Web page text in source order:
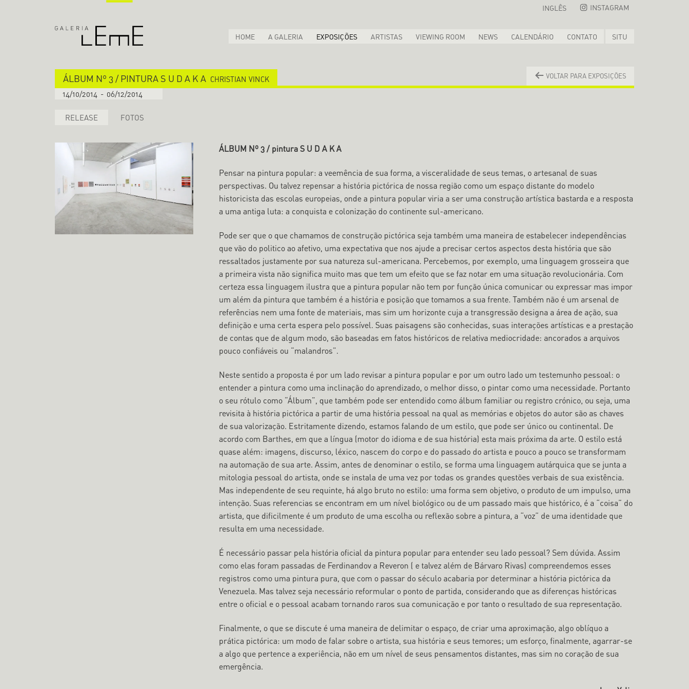
INGLÊS INSTAGRAM
HOME A GALERIA EXPOSIÇÕES ARTISTAS VIEWING ROOM NEWS CALENDÁRIO CONTATO SITU
ÁLBUM Nº 3 / PINTURA S U D A K A CHRISTIAN VINCK
14/10/2014 - 06/12/2014
VOLTAR PARA EXPOSIÇÕES
RELEASE FOTOS
ÁLBUM Nº 3 / pintura S U D A K A
Pensar na pintura popular: a veemência de sua forma, a visceralidade de seus temas, o artesanal de suas
perspectivas. Ou talvez repensar a história pictórica de nossa região como um espaço distante do modelo
historicista das escolas europeias, onde a pintura popular viria a ser uma construção artística bastarda e a resposta
a uma antiga luta: a conquista e colonização do continente sul-americano.
Pode ser que o que chamamos de construção pictórica seja também uma maneira de estabelecer independências
que vão do politico ao afetivo, uma expectativa que nos ajude a precisar certos aspectos desta história que são
ressaltados justamente por sua natureza sul-americana. Percebemos, por exemplo, uma linguagem grosseira que
a primeira vista não significa muito mas que tem um efeito que se faz notar em uma situação revolucionária. Com
certeza essa linguagem ilustra que a pintura popular não tem por função única comunicar ou expressar mas impor
um além da pintura que também é a história e posição que tomamos a sua frente. Também não é um arsenal de
referências nem uma fonte de materiais, mas sim um horizonte cuja a transgressão designa a área de ação, sua
definição e uma certa espera pelo possível. Suas paisagens são conhecidas, suas interações artísticas e a prestação
de contas que de algum modo, são baseadas em fatos históricos de relativa mediocridade: ancorados a arquivos
pouco confiáveis ou “malandros”.
Neste sentido a proposta é por um lado revisar a pintura popular e por um outro lado um testemunho pessoal: o
entender a pintura como uma inclinação do aprendizado, o melhor disso, o pintar como uma necessidade. Portanto
o seu rótulo como “Álbum”, que também pode ser entendido como álbum familiar ou registro crónico, ou seja, uma
revisita à história pictórica a partir de uma história pessoal na qual as memórias e objetos do autor são as chaves
de sua valorização. Estritamente dizendo, estamos falando de um estilo, que pode ser único ou continental. De
acordo com Barthes, em que a língua (motor do idioma e de sua história) esta mais próxima da arte. O estilo está
quase além: imagens, discurso, léxico, nascem do corpo e do passado do artista e pouco a pouco se transformam
na automação de sua arte. Assim, antes de denominar o estilo, se forma uma linguagem autárquica que se junta a
mitologia pessoal do artista, onde se instala de uma vez por todas os grandes questões verbais de sua existência.
Mas independente de seu requinte, há algo bruto no estilo: uma forma sem objetivo, o produto de um impulso, uma
intenção. Suas referencias se encontram em um nível biológico ou de um passado mais que histórico, é a “coisa” do
artista, que dificilmente é um produto de uma escolha ou reflexão sobre a pintura, a “voz” de uma identidade que
resulta em uma necessidade.
É necessário passar pela história oficial da pintura popular para entender seu lado pessoal? Sem dúvida. Assim
como elas foram passadas de Ferdinandov a Reveron ( e talvez além de Bárvaro Rivas) compreendemos esses
registros como uma pintura pura, que com o passar do século acabaria por determinar a história pictórica da
Venezuela. Mas talvez seja necessário reformular o ponto de partida, considerando que as diferenças históricas
entre o oficial e o pessoal acabam tornando raros sua comunicação e por tanto o resultado de sua representação.
Finalmente, o que se discute é uma maneira de delimitar o espaço, de criar uma aproximação, algo oblíquo a
prática pictórica: um modo de falar sobre o artista, sua história e seus temores; um esforço, finalmente, agarrar-se
a algo que pertence a experiência, não em um nível de seus pensamentos distantes, mas sim no coração de sua
emergência.